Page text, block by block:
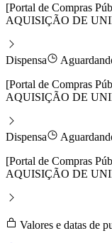
[Portal de Compras
AQUISIÇÃO DE
Dispensa
[Portal de Compras
AQUISIÇÃO DE
Dispensa
[Portal de Compras
AQUISIÇÃO DE
Valores e datas de